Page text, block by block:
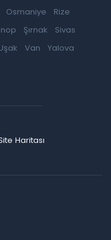
Osmaniye
Rize
Şırnak
Sivas
Van
Yalova
Haritası